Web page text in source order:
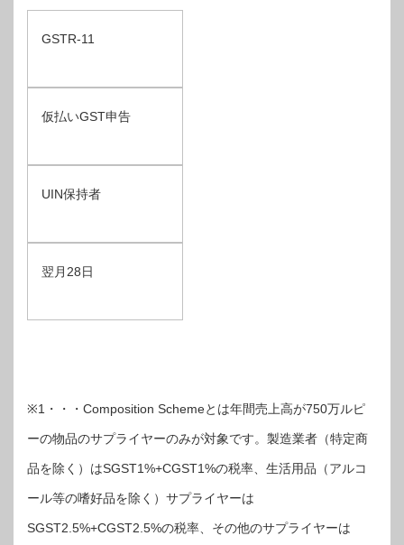
GSTR-11
仮払いGST申告
UIN保持者
翌月28日
※1・・・Composition Schemeとは年間売上高が750万ルピ
ーの物品のサプライヤーのみが対象です。製造業者（特定商
品を除く）はSGST1%+CGST1%の税率、生活用品（アルコ
ール等の嗜好品を除く）サプライヤーは
SGST2.5%+CGST2.5%の税率、その他のサプライヤーは